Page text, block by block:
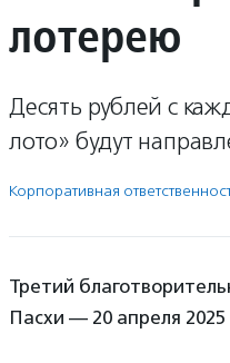
лотерею
Десять рублей с
лото» будут
Корпоративная
Третий
Пасхи — 20 апреля 2025